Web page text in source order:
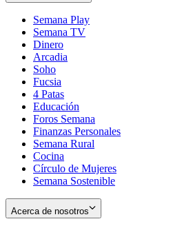
Semana Play
Semana TV
Dinero
Arcadia
Soho
in
new
window
Fucsia
in
new
window
4 Patas
Educación
Foros Semana
Finanzas Personales
Semana Rural
Cocina
Círculo de Mujeres
Semana Sostenible
Acerca de nosotros